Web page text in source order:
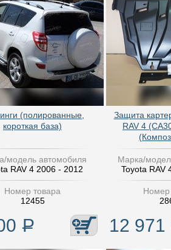
(полированные,
короткая база)
модель автомобиля
RAV 4 2006 - 2012
Номер товара
12455
Р
Защита
RAV 4
Марка/
Toyota RAV
Номер
12 971